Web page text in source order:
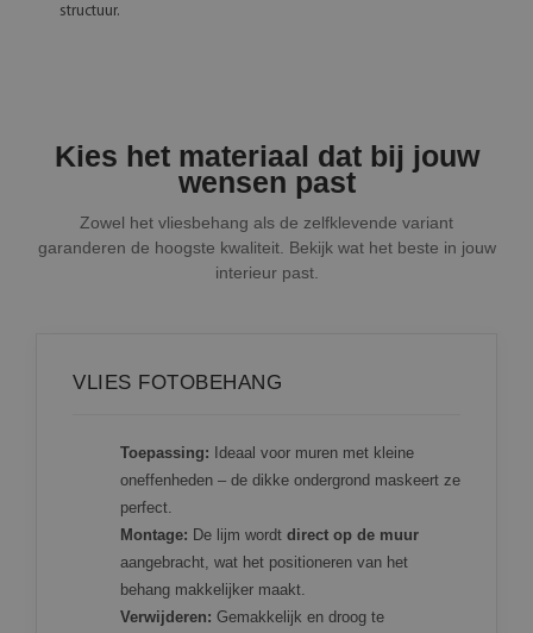
structuur.
Kies het materiaal dat bij jouw
wensen past
Zowel het vliesbehang als de zelfklevende variant
garanderen de hoogste kwaliteit. Bekijk wat het beste in jouw
interieur past.
VLIES FOTOBEHANG
Toepassing: Ideaal voor muren met kleine
oneffenheden – de dikke ondergrond maskeert ze
perfect.
Montage: De lijm wordt direct op de muur
aangebracht, wat het positioneren van het
behang makkelijker maakt.
Verwijderen: Gemakkelijk en droog te